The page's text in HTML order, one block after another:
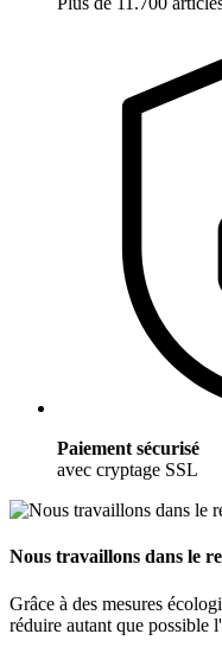
Paiement sécurisé
avec cryptage SSL
Nous travaillons dans le
Grâce à des mesures
réduire autant que possible